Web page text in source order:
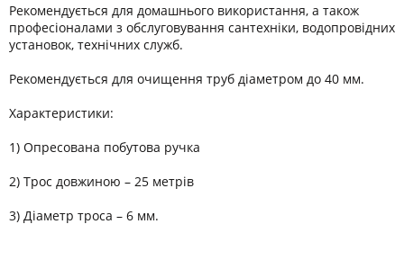
Рекомендується для домашнього використання, а також
професіоналами з обслуговування сантехніки, водопровідних
установок, технічних служб.
Рекомендується для очищення труб діаметром до 40 мм.
Характеристики:
1) Опресована побутова ручка
2) Трос довжиною – 25 метрів
3) Діаметр троса – 6 мм.